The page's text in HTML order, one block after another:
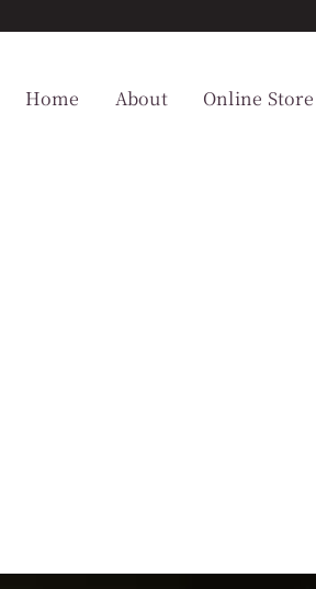
Home About Online Store